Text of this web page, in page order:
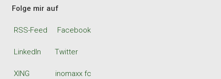
Folge mir auf
RSS-Feed Facebook
LinkedIn Twitter
XING inomaxx fc